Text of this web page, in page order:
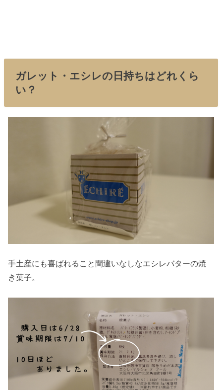
ガレット・エシレの日持ちはどれくら
い？
手土産にも喜ばれること間違いなしなエシレバターの焼
き菓子。